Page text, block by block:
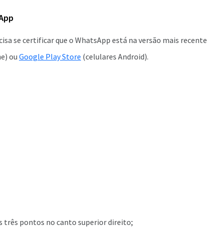
se certificar que o WhatsApp está na versão mais recente
ou Google Play Store (celulares Android).
três pontos no canto superior direito;